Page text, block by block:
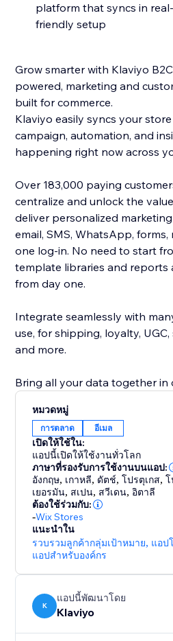
platform that syncs in
friendly setup
Grow smarter with Klaviyo
powered, marketing and
built for commerce.
Klaviyo easily syncs your
campaign, automation, and
happening right now across
Over 183,000 paying
centralize and unlock the
deliver personalized
email, SMS, WhatsApp,
one log-in. No need to start
template libraries and reports
from day one.
Integrate seamlessly with
use, for shipping, loyalty,
and more.
Bring all your data together in
works best.
Our real-time integration
behavior and status to deliver
Placed Order, Refunded, and
catalog, variant, and labels so
across your messages and
Support for all paying
หมวดหมู่
การตลาด อีเมล
เปิดให้ใช้ใน:
แอปนี้เปิดให้ใช้งานทั่วโลก
ภาษาที่รองรับการใช้งานบนแอป:
อังกฤษ, เกาหลี, ดัตช์,โปรตุเกส,
เยอรมัน, สเปน, สวีเดน,อิตาลี
ต้องใช้ร่วมกับ:
-Wix Stores
แนะนำใน
รวบรวมลูกค้ากลุ่มเป้าหมาย, แอป
แอปสำหรับองค์กร
K
แอปนี้พัฒนาโดย
Klaviyo